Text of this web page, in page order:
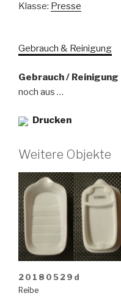
Klasse: Presse
Gebrauch & Reinigung
Gebrauch / Reinigung
noch aus …
Drucken
Weitere Objekte
20180529d
Reibe